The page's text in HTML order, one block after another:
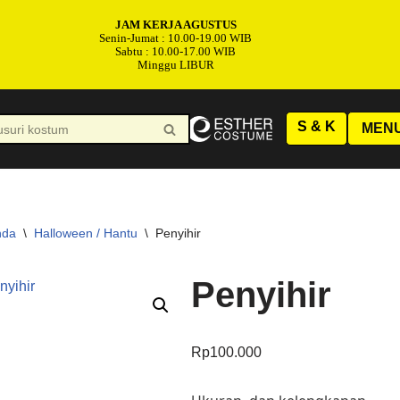
S & K
\ Halloween / Hantu \ Penyihir
Penyihir
Rp100.000
JAM KERJA AGUSTUS
Senin-Jumat : 10.00-19.00 WIB
Sabtu : 10.00-17.00 WIB
Minggu LIBUR